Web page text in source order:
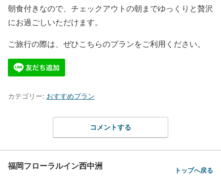
朝食付きなので、チェックアウトの朝までゆっくりと贅沢
にお過ごしいただけます。
ご旅行の際は、ぜひこちらのプランをご利用ください。
カテゴリー: おすすめプラン
コメントする
福岡フローラルイン西中洲 トップへ戻る